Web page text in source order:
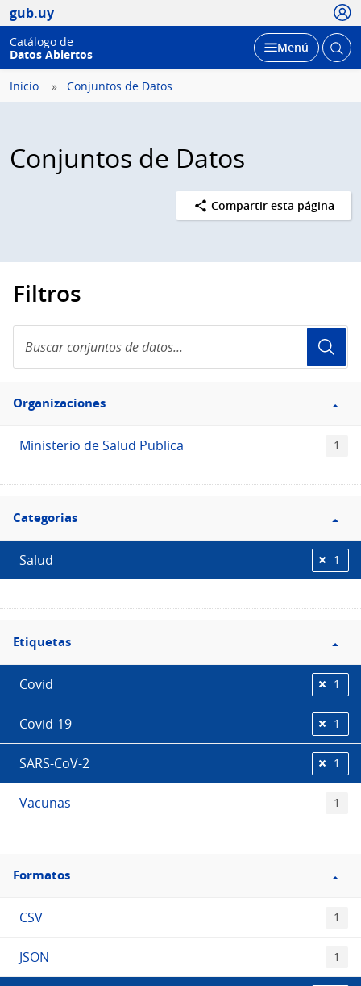
gub.uy
Catálogo de
Datos Abiertos
Desplegar
Menú Abrir
Inicio Conjuntos de Datos
Conjuntos de Datos
Compartir esta página
Filtros
conjuntos
de
Filtro
Organizaciones
Organizaciones
Ministerio de Salud Publica 1
Filtro
Categorias
Categorias
Salud 1
Filtro
Etiquetas
Etiquetas
Covid 1
Covid-19 1
SARS-CoV-2 1
Vacunas 1
Filtro
Formatos
Formatos
CSV 1
JSON 1